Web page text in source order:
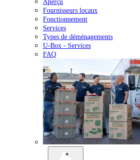
Fournisseurs locaux
Fonctionnement
Services
Types de déménagements
U-Box - Services
FAQ